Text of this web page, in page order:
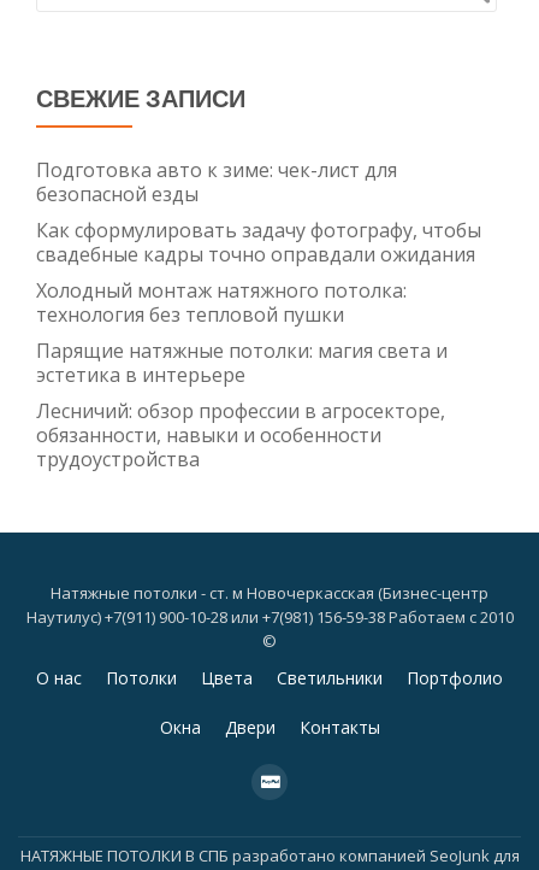
СВЕЖИЕ ЗАПИСИ
Подготовка авто к зиме: чек-лист для
безопасной езды
Как сформулировать задачу фотографу, чтобы
свадебные кадры точно оправдали ожидания
Холодный монтаж натяжного потолка:
технология без тепловой пушки
Парящие натяжные потолки: магия света и
эстетика в интерьере
Лесничий: обзор профессии в агросекторе,
обязанности, навыки и особенности
трудоустройства
Натяжные потолки - ст. м Новочеркасская (Бизнес-центр
Наутилус) +7(911) 900-10-28 или +7(981) 156-59-38 Работаем с 2010
©
Дополнительное
О нас Потолки Цвета Светильники Портфолио
Окна Двери Контакты
fa-
cc-
НАТЯЖНЫЕ ПОТОЛКИ В СПБ разработано компанией SeoJunk для